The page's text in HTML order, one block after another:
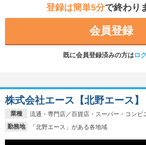
登録は簡単5分で終わり
会員登録
既に会員登録済みの方はロ
業種
流通・専門店／百貨店・スーパー・コンビ
勤務地
「北野エース」がある各地域
株式会社エース【北野エース】